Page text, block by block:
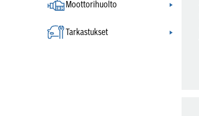
Moottorihuolto
Tarkastukset